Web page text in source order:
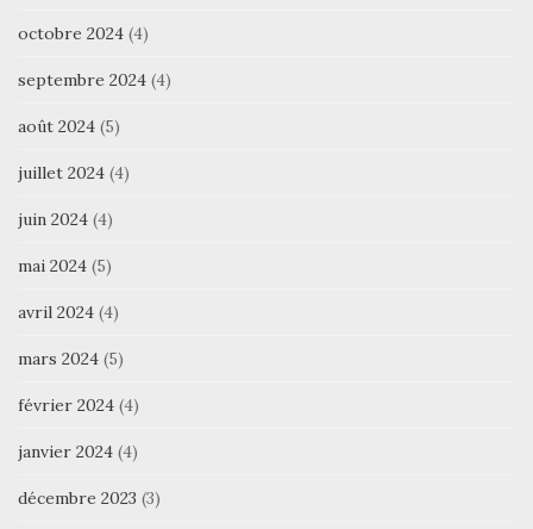
octobre 2024 (4)
septembre 2024 (4)
août 2024 (5)
juillet 2024 (4)
juin 2024 (4)
mai 2024 (5)
avril 2024 (4)
mars 2024 (5)
février 2024 (4)
janvier 2024 (4)
décembre 2023 (3)